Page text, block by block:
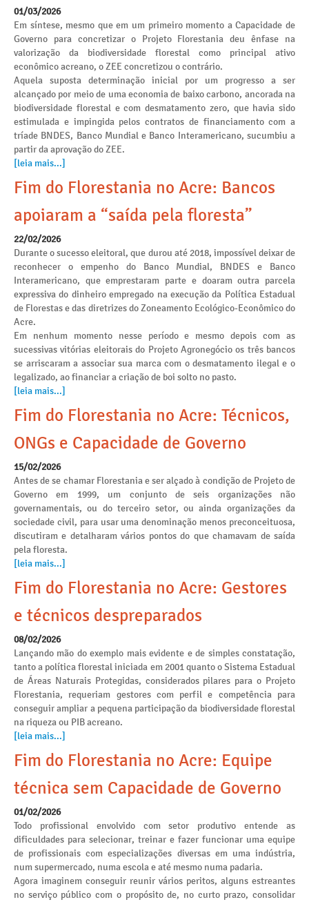
01/03/2026
Em síntese, mesmo que em um primeiro momento a Capacidade de
Governo para concretizar o Projeto Florestania deu ênfase na
valorização da biodiversidade florestal como principal ativo
econômico acreano, o ZEE concretizou o contrário.
Aquela suposta determinação inicial por um progresso a ser
alcançado por meio de uma economia de baixo carbono, ancorada na
biodiversidade florestal e com desmatamento zero, que havia sido
estimulada e impingida pelos contratos de financiamento com a
tríade BNDES, Banco Mundial e Banco Interamericano, sucumbiu a
partir da aprovação do ZEE.
[leia mais...]
Fim do Florestania no Acre: Bancos
apoiaram a “saída pela floresta”
22/02/2026
Durante o sucesso eleitoral, que durou até 2018, impossível deixar de
reconhecer o empenho do Banco Mundial, BNDES e Banco
Interamericano, que emprestaram parte e doaram outra parcela
expressiva do dinheiro empregado na execução da Política Estadual
de Florestas e das diretrizes do Zoneamento Ecológico-Econômico do
Acre.
Em nenhum momento nesse período e mesmo depois com as
sucessivas vitórias eleitorais do Projeto Agronegócio os três bancos
se arriscaram a associar sua marca com o desmatamento ilegal e o
legalizado, ao financiar a criação de boi solto no pasto.
[leia mais...]
Fim do Florestania no Acre: Técnicos,
ONGs e Capacidade de Governo
15/02/2026
Antes de se chamar Florestania e ser alçado à condição de Projeto de
Governo em 1999, um conjunto de seis organizações não
governamentais, ou do terceiro setor, ou ainda organizações da
sociedade civil, para usar uma denominação menos preconceituosa,
discutiram e detalharam vários pontos do que chamavam de saída
pela floresta.
[leia mais...]
Fim do Florestania no Acre: Gestores
e técnicos despreparados
08/02/2026
Lançando mão do exemplo mais evidente e de simples constatação,
tanto a política florestal iniciada em 2001 quanto o Sistema Estadual
de Áreas Naturais Protegidas, considerados pilares para o Projeto
Florestania, requeriam gestores com perfil e competência para
conseguir ampliar a pequena participação da biodiversidade florestal
na riqueza ou PIB acreano.
[leia mais...]
Fim do Florestania no Acre: Equipe
técnica sem Capacidade de Governo
01/02/2026
Todo profissional envolvido com setor produtivo entende as
dificuldades para selecionar, treinar e fazer funcionar uma equipe
de profissionais com especializações diversas em uma indústria,
num supermercado, numa escola e até mesmo numa padaria.
Agora imaginem conseguir reunir vários peritos, alguns estreantes
no serviço público com o propósito de, no curto prazo, consolidar